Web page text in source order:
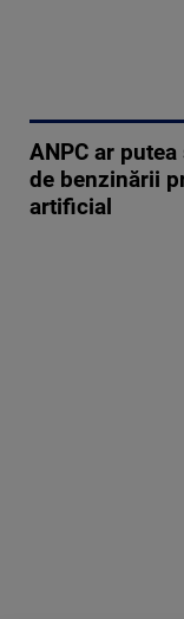
ANPC ar
de benzinării
artificial